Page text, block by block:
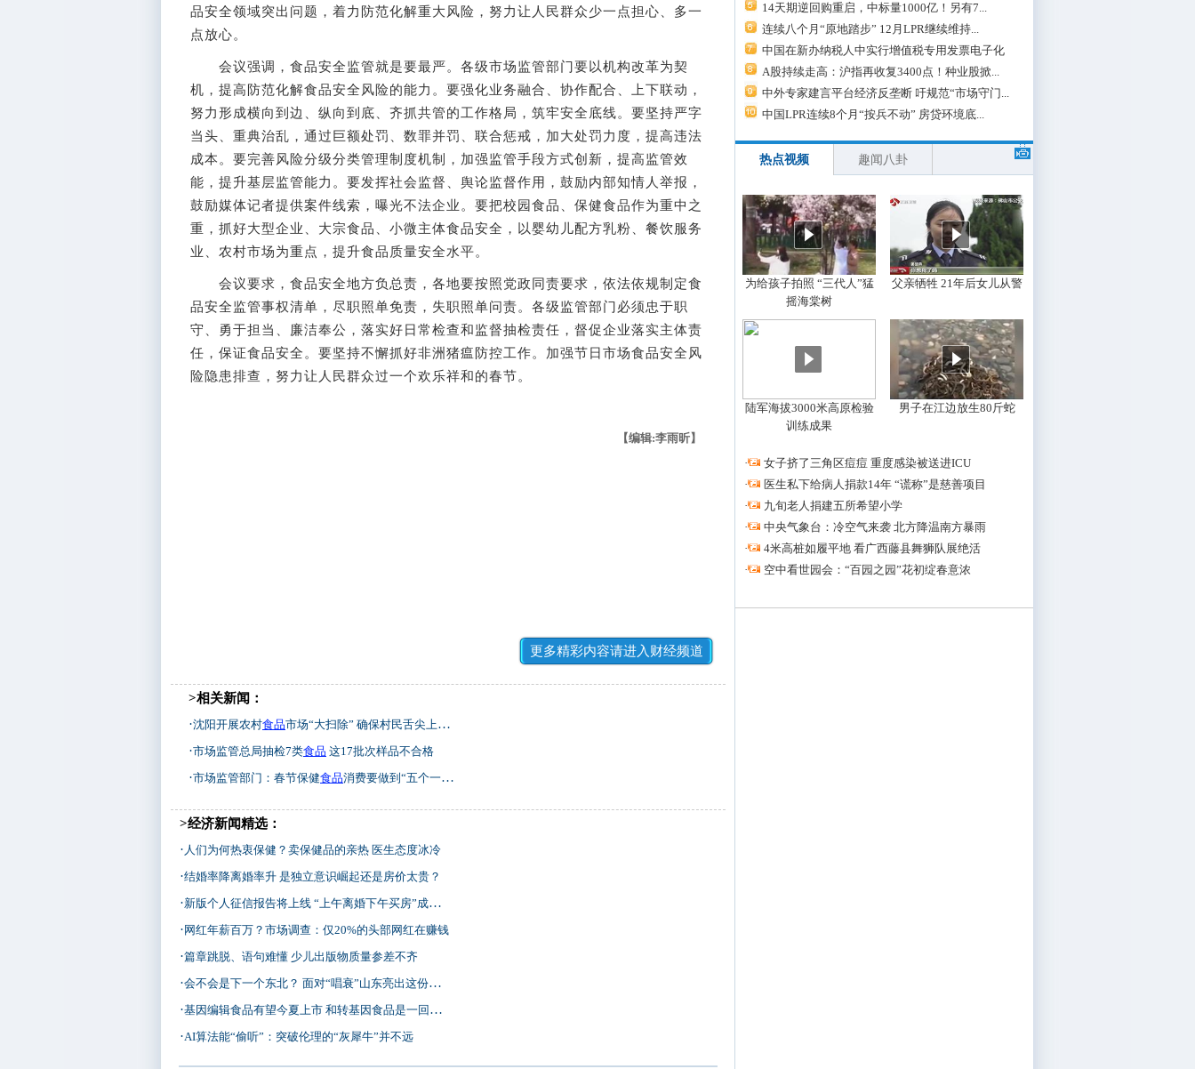
品安全领域突出问题，着力防范化解重大风险，努力让人民群众少一点担心、多一
点放心。
会议强调，食品安全监管就是要最严。各级市场监管部门要以机构改革为契
机，提高防范化解食品安全风险的能力。要强化业务融合、协作配合、上下联动，
努力形成横向到边、纵向到底、齐抓共管的工作格局，筑牢安全底线。要坚持严字
当头、重典治乱，通过巨额处罚、数罪并罚、联合惩戒，加大处罚力度，提高违法
成本。要完善风险分级分类管理制度机制，加强监管手段方式创新，提高监管效
能，提升基层监管能力。要发挥社会监督、舆论监督作用，鼓励内部知情人举报，
鼓励媒体记者提供案件线索，曝光不法企业。要把校园食品、保健食品作为重中之
重，抓好大型企业、大宗食品、小微主体食品安全，以婴幼儿配方乳粉、餐饮服务
业、农村市场为重点，提升食品质量安全水平。
会议要求，食品安全地方负总责，各地要按照党政同责要求，依法依规制定食
品安全监管事权清单，尽职照单免责，失职照单问责。各级监管部门必须忠于职
守、勇于担当、廉洁奉公，落实好日常检查和监督抽检责任，督促企业落实主体责
任，保证食品安全。要坚持不懈抓好非洲猪瘟防控工作。加强节日市场食品安全风
险隐患排查，努力让人民群众过一个欢乐祥和的春节。
【编辑:李雨昕】
更多精彩内容请进入财经频道
>相关新闻：
·沈阳开展农村食品市场“大扫除” 确保村民舌尖上的安全
·市场监管总局抽检7类食品 这17批次样品不合格
·市场监管部门：春节保健食品消费要做到“五个一律”谨防受骗
>经济新闻精选：
· 人们为何热衷保健？卖保健品的亲热 医生态度冰冷
·结婚率降离婚率升 是独立意识崛起还是房价太贵？
·新版个人征信报告将上线 “上午离婚下午买房”成过去
· 网红年薪百万？市场调查：仅20%的头部网红在赚钱
·篇章跳脱、语句难懂 少儿出版物质量参差不齐
·会不会是下一个东北？ 面对“唱衰”山东亮出这份榜单
·基因编辑食品有望今夏上市 和转基因食品是一回事吗？
·AI算法能“偷听”：突破伦理的“灰犀牛”并不远
14天期逆回购重启，中标量1000亿！另有7...
连续八个月“原地踏步” 12月LPR继续维持...
中国在新办纳税人中实行增值税专用发票电子化
A股持续走高：沪指再收复3400点！种业股掀...
中外专家建言平台经济反垄断 吁规范“市场守门...
中国LPR连续8个月“按兵不动” 房贷环境底...
热点视频 趣闻八卦
为给孩子拍照 “三代人”猛
摇海棠树
父亲牺牲 21年后女儿从警
陆军海拔3000米高原检验
训练成果
男子在江边放生80斤蛇
·
女子挤了三角区痘痘 重度感染被送进ICU
·
医生私下给病人捐款14年 “谎称”是慈善项目
·
九旬老人捐建五所希望小学
·
中央气象台：冷空气来袭 北方降温南方暴雨
·
4米高桩如履平地 看广西藤县舞狮队展绝活
·
空中看世园会：“百园之园”花初绽春意浓